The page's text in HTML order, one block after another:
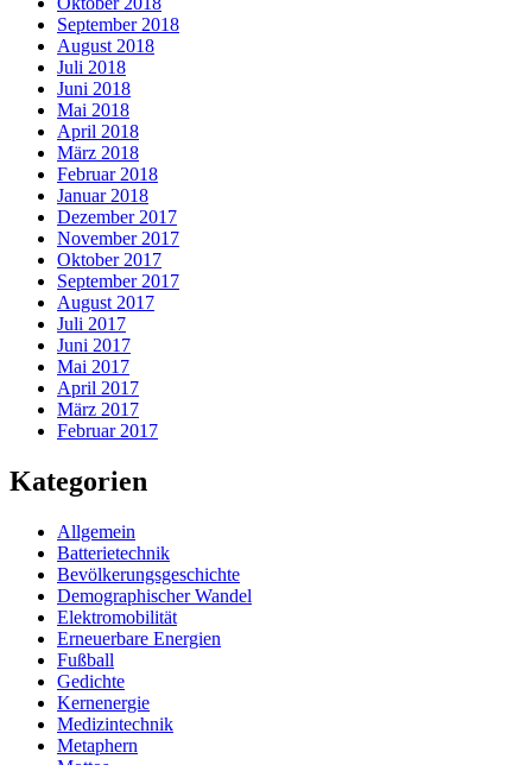
September 2018
August 2018
Juli 2018
Juni 2018
Mai 2018
April 2018
März 2018
Februar 2018
Januar 2018
Dezember 2017
November 2017
Oktober 2017
September 2017
August 2017
Juli 2017
Juni 2017
Mai 2017
April 2017
März 2017
Februar 2017
Kategorien
Allgemein
Batterietechnik
Bevölkerungsgeschichte
Demographischer Wandel
Elektromobilität
Erneuerbare Energien
Fußball
Gedichte
Kernenergie
Medizintechnik
Metaphern